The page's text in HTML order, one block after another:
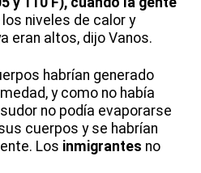
niveles de calor y
eran altos, dijo Vanos.
habrían generado
y como no había
no podía evaporarse
cuerpos y se habrían
Los inmigrantes no